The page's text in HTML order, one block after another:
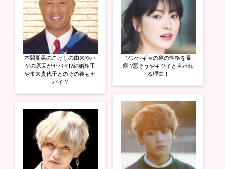
本間朋晃のこけしの由来やハ
ゲの原因がヤバイ!?結婚相手
や市来貴代子とのその後もヤ
バイ!?
ソンヘギョの裏の性格を暴
露!?悪そうやキツイと言われ
る理由！